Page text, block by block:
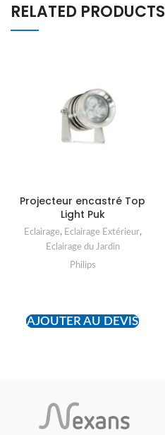
RELATED PRODUCTS
Projecteur encastré Top
Light Puk
Eclairage, Eclairage Extérieur,
Eclairage du Jardin
Philips
AJOUTER AU DEVIS